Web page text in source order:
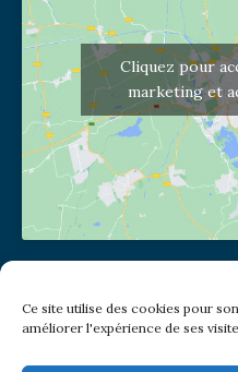
Ce site utilise des cookies pour
améliorer l'expérience de ses
Cliquez pour
marketing et
(pas de courrier à cette
2 place Jules Joffrin - 75018
Metro: Jules Joffrin ou